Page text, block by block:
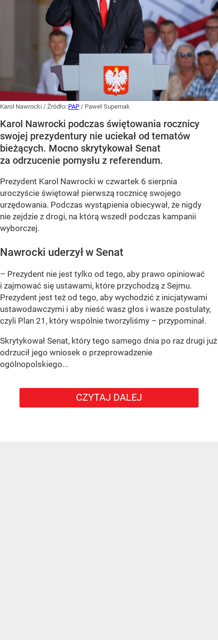
Karol Nawrocki / Źródło: PAP / Paweł Supernak
Karol Nawrocki podczas świętowania rocznicy
swojej prezydentury nie uciekał od tematów
bieżących. Mocno skrytykował Senat
za odrzucenie pomysłu z referendum.
Prezydent Karol Nawrocki w czwartek 6 sierpnia
uroczyście świętował pierwszą rocznicę swojego
urzędowania. Podczas wystąpienia obiecywał, że nigdy
nie zejdzie z drogi, na którą wszedł podczas kampanii
wyborczej.
Nawrocki uderzył w Senat
– Prezydent nie jest tylko od tego, aby prawo opiniować
i zajmować się ustawami, które przychodzą z Sejmu.
Prezydent jest też od tego, aby wychodzić z inicjatywami
ustawodawczymi i aby nieść wasz głos i wasze postulaty,
czyli Plan 21, który wspólnie tworzyliśmy – przypominał.
Skrytykował Senat, który tego samego dnia po raz drugi już
odrzucił jego wniosek o przeprowadzenie
ogólnopolskiego...
CZYTAJ DALEJ